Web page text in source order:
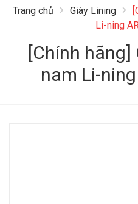
Trang chủ Giày Lining
Li-ning
[Chính
nam Li-